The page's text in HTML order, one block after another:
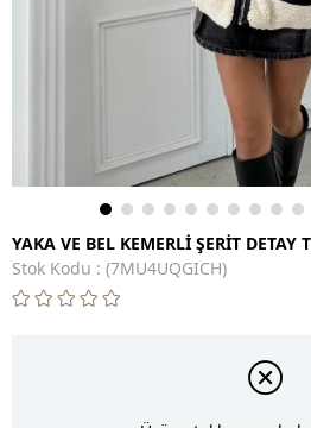
YAKA VE BEL KEMERLİ ŞERİT DETAY
Stok Kodu
(7MU4UQGICH)